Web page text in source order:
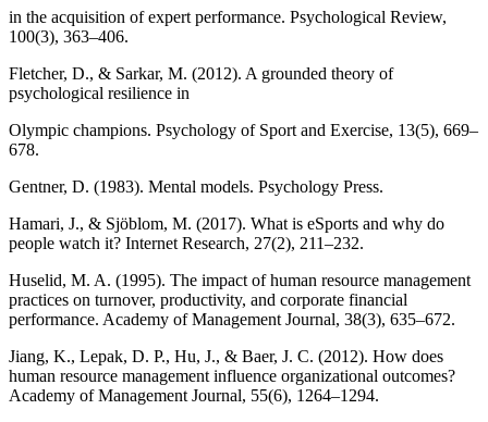
in the acquisition of expert performance. Psychological Review,
100(3), 363–406.
Fletcher, D., & Sarkar, M. (2012). A grounded theory of
psychological resilience in
Olympic champions. Psychology of Sport and Exercise, 13(5), 669–
678.
Gentner, D. (1983). Mental models. Psychology Press.
Hamari, J., & Sjöblom, M. (2017). What is eSports and why do
people watch it? Internet Research, 27(2), 211–232.
Huselid, M. A. (1995). The impact of human resource management
practices on turnover, productivity, and corporate financial
performance. Academy of Management Journal, 38(3), 635–672.
Jiang, K., Lepak, D. P., Hu, J., & Baer, J. C. (2012). How does
human resource management influence organizational outcomes?
Academy of Management Journal, 55(6), 1264–1294.